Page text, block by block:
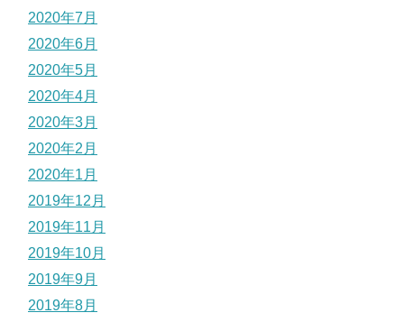
2020年7月
2020年6月
2020年5月
2020年4月
2020年3月
2020年2月
2020年1月
2019年12月
2019年11月
2019年10月
2019年9月
2019年8月